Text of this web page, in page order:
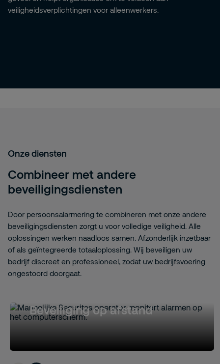
veiligheidsverplichtingen voor alleenwerkers.
Onze diensten
Combineer met andere
beveiligingsdiensten
Door persoonsalarmering te combineren met onze andere
beveiligingsdiensten zorgt u voor volledige veiligheid. Alle
oplossingen werken naadloos samen. Afzonderlijk inzetbaar
of als geïntegreerde totaaloplossing. Wij beveiligen uw
bedrijf discreet en professioneel, zodat uw bedrijfsvoering
ongestoord doorgaat.
Beveiliging op afstand